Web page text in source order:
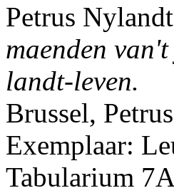
Petrus
maenden
landt-leven.
Brussel,
Exemplaar:
Tabularium